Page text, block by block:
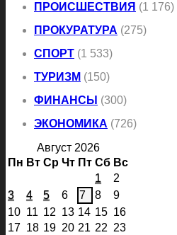
ПРОИСШЕСТВИЯ (1 176)
ПРОКУРАТУРА (275)
СПОРТ (1 533)
ТУРИЗМ (150)
ФИНАНСЫ (300)
ЭКОНОМИКА (726)
Август 2026
Пн Вт Ср Чт Пт Сб Вс
1
2
3
4 5 6 7 8
9
10 11 12 13 14 15 16
17 18 19 20 21 22 23